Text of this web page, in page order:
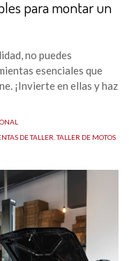
para montar un
no puedes
esenciales que
¡Invierte en ellas y haz
DE TALLER ,TALLER DE MOTOS